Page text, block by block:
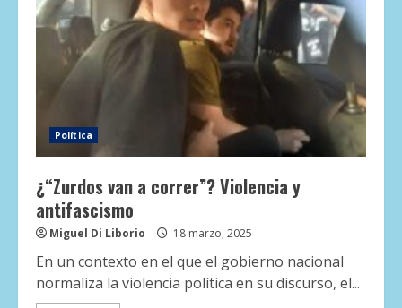
Política
¿“Zurdos van a correr”? Violencia y
antifascismo
Miguel Di Liborio 18 marzo, 2025
En un contexto en el que el gobierno nacional
normaliza la violencia política en su discurso, el...